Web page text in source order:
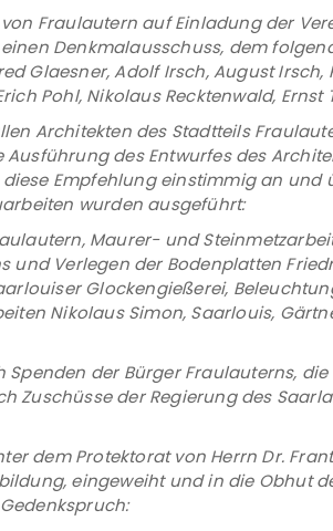
Fraulautern auf Einladung der
Denkmalausschuss, dem
Glaesner, Adolf Irsch, August Irsch,
Pohl, Nikolaus Recktenwald, Ernst
Architekten des Stadtteils
des Entwurfes des
Empfehlung einstimmig an und
wurden ausgeführt:
Maurer- und
und Verlegen der Bodenplatten
Glockengießerei,
Nikolaus Simon, Saarlouis,
der Bürger Fraulauterns,
Zuschüsse der Regierung des
dem Protektorat von Herrn Dr.
eingeweiht und in die Obhut